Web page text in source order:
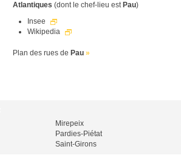
Atlantiques (dont le chef-lieu est Pau)
Insee
Wikipedia
Plan des rues de Pau »
Mirepeix
Pardies-Piétat
Saint-Girons